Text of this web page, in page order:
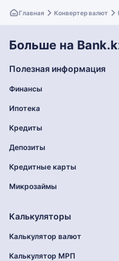
Главная Конвертер валют
Больше на
Полезная информация
Финансы
Ипотека
Кредиты
Депозиты
Кредитные карты
Микрозаймы
Калькуляторы
Калькулятор валют
Калькулятор МРП